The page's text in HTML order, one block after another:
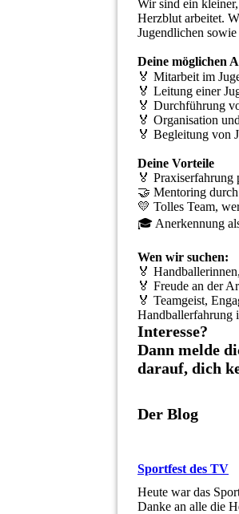
Wir sind ein
Herzblut arbeitet.
Jugendlichen
Deine möglichen
🏅 Mitarbeit im
🏅 Leitung einer
🏅 Durchführung
🏅 Organisation
🏅 Begleitung von
Deine Vorteile
🏅
🤝 Mentoring
💛 Tolles Team,
🎓 Anerkennung
Wen wir suchen:
🏅
🏅 Freude an der
🏅 Teamgeist,
Handballerfahrung
Interesse?
Dann melde
darauf, dich
Der Blog
Sportfest des TV
Heute war das
Danke an alle die